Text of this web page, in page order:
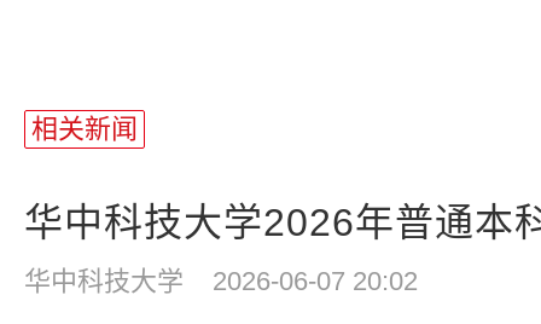
相关新闻
华中科技大学2026年普通本
华中科技大学 2026-06-07 20:02